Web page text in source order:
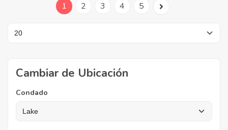
1 2 3 4 5
Cambiar de Ubicación
Condado